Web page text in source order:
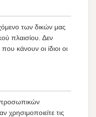
των δικών μας
πλαισίου. Δεν
κάνουν οι ίδιοι οι
τις